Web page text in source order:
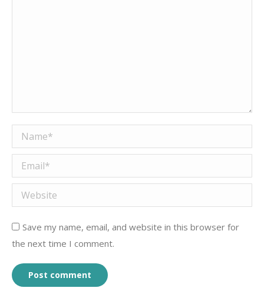
Name *
Email *
Website
Save my name, email, and website in this browser for
the next time I comment.
Post comment